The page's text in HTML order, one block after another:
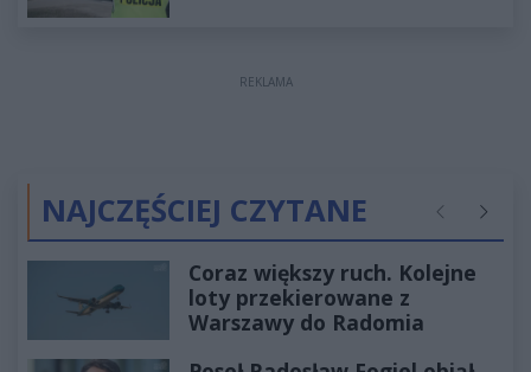
REKLAMA
NAJCZĘŚCIEJ CZYTANE Poprzednie
Coraz większy ruch. Kolejne
loty przekierowane z
Warszawy do Radomia